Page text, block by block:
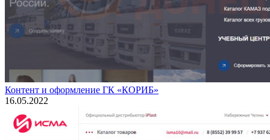
Контент и оформление ГК «КОРИБ»
16.05.2022